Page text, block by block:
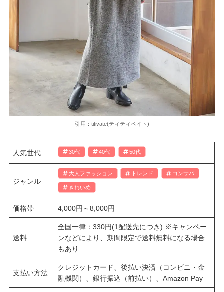
引用：titivate(ティティベイト)
人気世代 30代 40代 50代
ジャンル
大人ファッション トレンド コンサバ
きれいめ
価格帯 4,000円～8,000円
送料
全国一律：330円(1配送先につき) ※キャンペー
ンなどにより、期間限定で送料無料になる場合
もあり
支払い方法
クレジットカード、後払い決済（コンビニ・金
融機関）、銀行振込（前払い）、Amazon Pay